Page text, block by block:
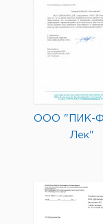
ООО "ПИК-
Лек"